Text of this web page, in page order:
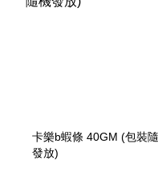
卡樂b蝦條 40GM (包裝
發放)